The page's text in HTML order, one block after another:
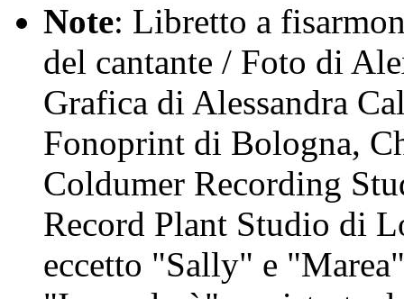
Note: Libretto a
del cantante / Foto di
Grafica di Alessandra
Fonoprint di Bologna,
Coldumer Recording
Record Plant Studio di
eccetto "Sally" e